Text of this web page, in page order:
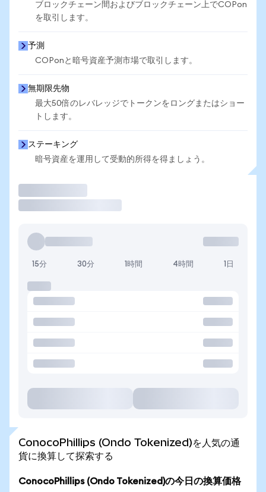
ブロックチェーン間およびブロックチェーン上でCOPon
を取引します。
予測
COPonと暗号資産予測市場で取引します。
無期限先物
最大50倍のレバレッジでトークンをロングまたはショー
トします。
ステーキング
暗号資産を運用して受動的所得を得ましょう。
15分 30分 1時間 4時間 1日
ConocoPhillips (Ondo Tokenized)を人気の通
貨に換算して探索する
ConocoPhillips (Ondo Tokenized)の今日の換算価格